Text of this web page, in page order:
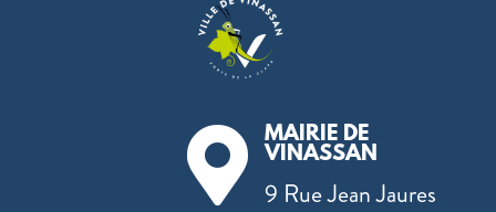

MAIRIE DE
VINASSAN
9 Rue Jean Jaures